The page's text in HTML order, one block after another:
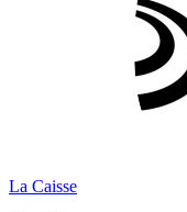
La Caisse